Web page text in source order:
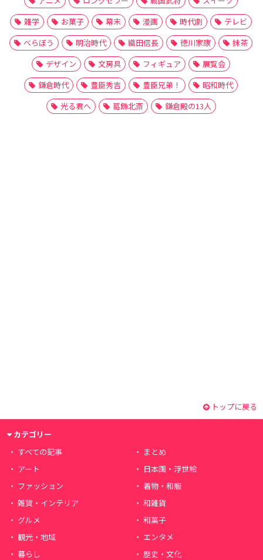
雑学
お菓子 幕末 漫画 時代劇
テレビ
べらぼう
明治時代 織田信長 徳川家康
抹茶
デザイン
文房具 フィギュア
展覧会
鎌倉時代
豊臣秀吉 豊臣兄弟！
昭和時代
光る君へ
葛飾北斎 鎌倉殿の13人
トップに戻る
カテゴリー
すべての記事
まとめ
アート
日本画・浮世絵
ファッション
着物・和服
雑貨・インテリア
和雑貨
グルメ
和菓子
観光・地域
エンタメ
暮らし
歴史・文化